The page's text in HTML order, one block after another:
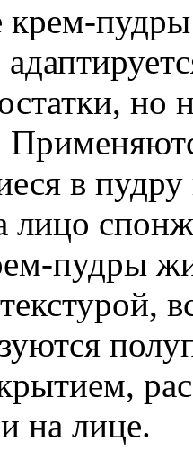
но
в пудру
лицо
пудры
на лице.